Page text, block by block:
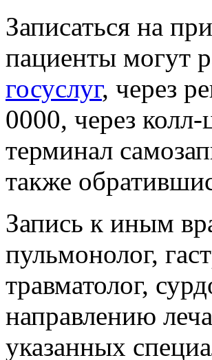
Записаться на
пациенты могут
госуслуг, через
0000, через
терминал
также
Запись к иным
пульмонолог,
травматолог,
направлению
указанных